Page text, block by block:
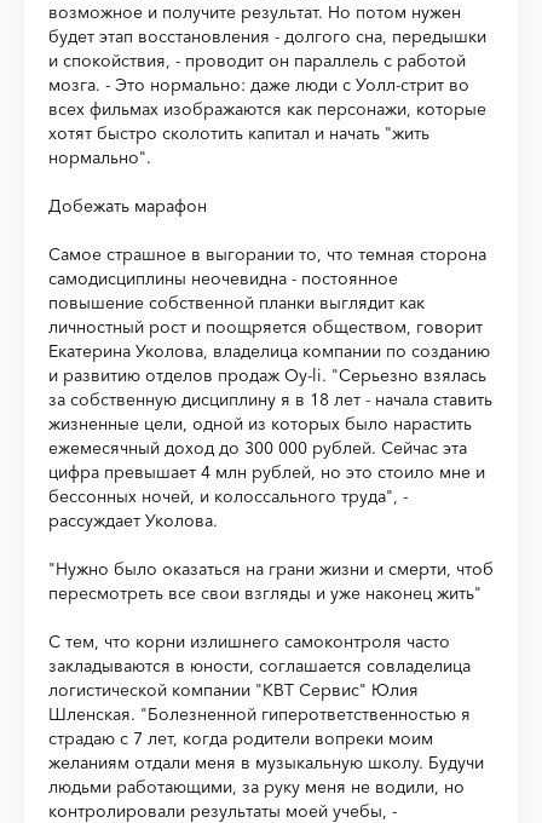
возможное и получите результат. Но потом нужен
будет этап восстановления - долгого сна, передышки
и спокойствия, - проводит он параллель с работой
мозга. - Это нормально: даже люди с Уолл-стрит во
всех фильмах изображаются как персонажи, которые
хотят быстро сколотить капитал и начать "жить
нормально".
Добежать марафон
Самое страшное в выгорании то, что темная сторона
самодисциплины неочевидна - постоянное
повышение собственной планки выглядит как
личностный рост и поощряется обществом, говорит
Екатерина Уколова, владелица компании по созданию
и развитию отделов продаж Oy-li. "Серьезно взялась
за собственную дисциплину я в 18 лет - начала ставить
жизненные цели, одной из которых было нарастить
ежемесячный доход до 300 000 рублей. Сейчас эта
цифра превышает 4 млн рублей, но это стоило мне и
бессонных ночей, и колоссального труда", -
рассуждает Уколова.
"Нужно было оказаться на грани жизни и смерти, чтоб
пересмотреть все свои взгляды и уже наконец жить"
С тем, что корни излишнего самоконтроля часто
закладываются в юности, соглашается совладелица
логистической компании "КВТ Сервис" Юлия
Шленская. "Болезненной гиперответственностью я
страдаю с 7 лет, когда родители вопреки моим
желаниям отдали меня в музыкальную школу. Будучи
людьми работающими, за руку меня не водили, но
контролировали результаты моей учебы, -